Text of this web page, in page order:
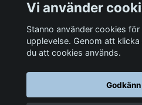
Sociala medier
Vi använder
Stanno använder cookies
upplevelse. Genom att
du att cookies används.